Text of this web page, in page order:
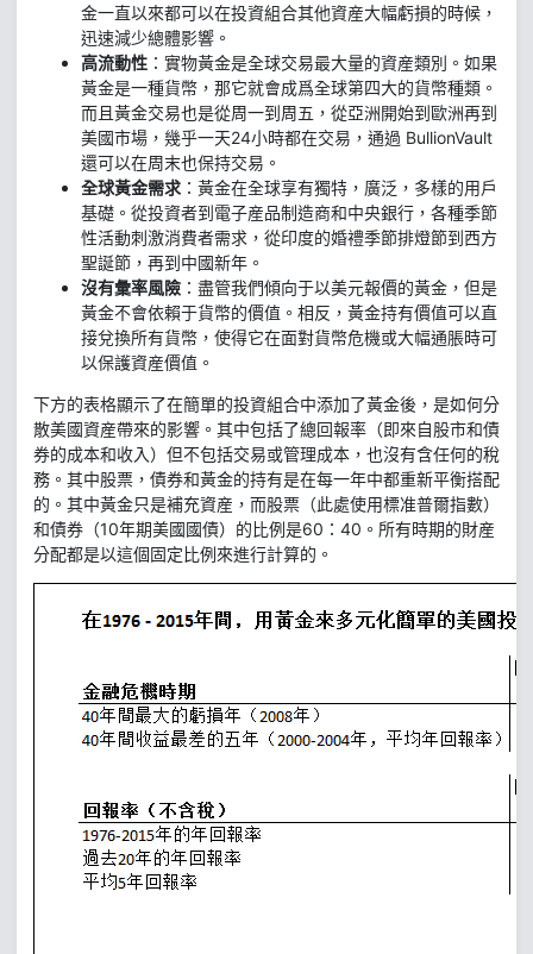
金一直以來都可以在投資組合其他資産大幅虧損的時候，
迅速減少總體影響。
高流動性 ：實物黃金是全球交易最大量的資産類別。如果
黃金是一種貨幣，那它就會成爲全球第四大的貨幣種類。
而且黃金交易也是從周一到周五，從亞洲開始到歐洲再到
美國市場，幾乎一天24小時都在交易，通過 BullionVault
還可以在周末也保持交易。
全球黃金需求 ：黃金在全球享有獨特，廣泛，多樣的用戶
基礎。從投資者到電子産品制造商和中央銀行，各種季節
性活動刺激消費者需求，從印度的婚禮季節排燈節到西方
聖誕節，再到中國新年。
沒有彙率風險 ：盡管我們傾向于以美元報價的黃金，但是
黃金不會依賴于貨幣的價值。相反，黃金持有價值可以直
接兌換所有貨幣，使得它在面對貨幣危機或大幅通脹時可
以保護資産價值。
下方的表格顯示了在簡單的投資組合中添加了黃金後，是如何分
散美國資産帶來的影響。其中包括了總回報率（即來自股市和債
券的成本和收入）但不包括交易或管理成本，也沒有含任何的稅
務。其中股票，債券和黃金的持有是在每一年中都重新平衡搭配
的。其中黃金只是補充資産，而股票（此處使用標准普爾指數）
和債券（10年期美國國債）的比例是60：40。所有時期的財産
分配都是以這個固定比例來進行計算的。